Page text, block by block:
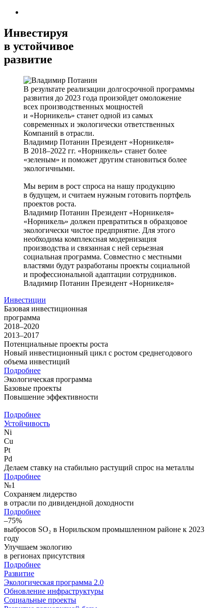
Инвестируя
в устойчивое
развитие
В результате реализации долгосрочной программы
развития до 2023 года произойдет омоложение
всех производственных мощностей
и «Норникель» станет одной из самых
современных и экологически ответственных
Компаний в отрасли.
Владимир Потанин Президент «Норникеля»
В 2018–2022 гг. «Норникель» станет более
«зеленым» и поможет другим становиться более
экологичными.
Мы верим в рост спроса на нашу продукцию
в будущем, и считаем нужным готовить портфель
проектов роста.
Владимир Потанин Президент «Норникеля»
«Норникель» должен превратиться в образцовое
экологически чистое предприятие. Для этого
необходима комплексная модернизация
производства и связанная с ней серьезная
социальная программа. Совместно с местными
властями будут разработаны проекты социальной
и профессиональной адаптации сотрудников.
Владимир Потанин Президент «Норникеля»
Инвестиции
Базовая инвестиционная
программа
2018–2020
2013–2017
Потенциальные проекты роста
Новый инвестиционный цикл с ростом среднегодового
объема инвестиций
Подробнее
Экологическая программа
Базовые проекты
Повышение эффективности
Подробнее
Устойчивость
Ni
Cu
Pt
Pd
Делаем ставку на стабильно растущий спрос на металлы
Подробнее
№1
Сохраняем лидерство
в отрасли по дивидендной доходности
Подробнее
–75%
выбросов SO₂ в Норильском промышленном районе к 2023
году
Улучшаем экологию
в регионах присутствия
Подробнее
Развитие
Экологическая программа 2.0
Обновление инфраструктуры
Социальные проекты